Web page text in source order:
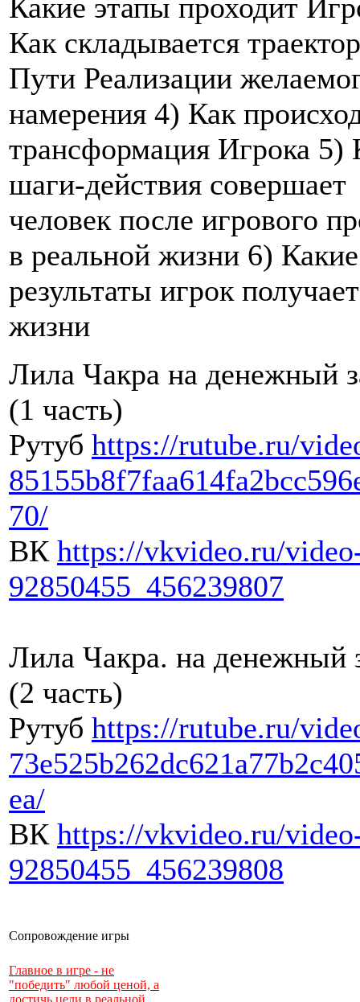
Какие этапы проходит
Как складывается
Пути Реализации
намерения 4) Как
трансформация Игрока 5)
шаги-действия совершает
человек после игрового
в реальной жизни 6) Какие
результаты игрок
жизни
Лила Чакра на денежный
(1 часть)
Рутуб https://rutube.ru/
70/
ВК https://vkvideo.ru/
92850455_456239807
Лила Чакра. на денежный
(2 часть)
Рутуб https://rutube.ru/
ea/
ВК https://vkvideo.ru/
92850455_456239808
Сопровождение игры
Главное в игре - не
"победить" любой ценой, а
достичь цели в реальной